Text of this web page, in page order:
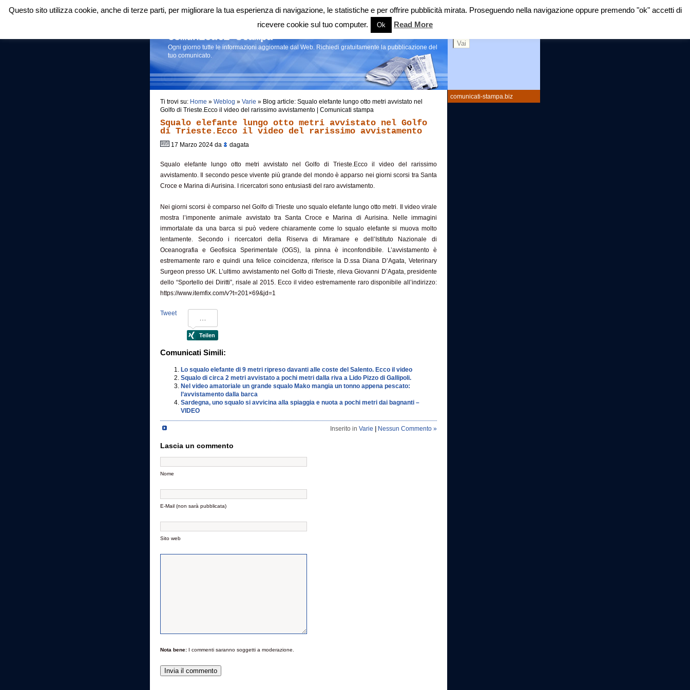
comunicati-stampa.biz
Login |RSS |
Comunicati stampa
Ogni giorno tutte le informazioni aggiornate dal Web. Richiedi gratuitamente la pubblicazione del
tuo comunicato.
Ti trovi su: Home » Weblog » Varie » Blog article: Squalo elefante lungo otto metri avvistato nel
Golfo di Trieste.Ecco il video del rarissimo avvistamento | Comunicati stampa
Squalo elefante lungo otto metri avvistato nel Golfo
di Trieste.Ecco il video del rarissimo avvistamento
17 Marzo 2024 da dagata
Squalo elefante lungo otto metri avvistato nel Golfo di Trieste.Ecco il video del rarissimo
avvistamento. Il secondo pesce vivente più grande del mondo è apparso nei giorni scorsi tra Santa
Croce e Marina di Aurisina. I ricercatori sono entusiasti del raro avvistamento.
Nei giorni scorsi è comparso nel Golfo di Trieste uno squalo elefante lungo otto metri. Il video virale
mostra l’imponente animale avvistato tra Santa Croce e Marina di Aurisina. Nelle immagini
immortalate da una barca si può vedere chiaramente come lo squalo elefante si muova molto
lentamente. Secondo i ricercatori della Riserva di Miramare e dell’Istituto Nazionale di
Oceanografia e Geofisica Sperimentale (OGS), la pinna è inconfondibile. L’avvistamento è
estremamente raro e quindi una felice coincidenza, riferisce la D.ssa Diana D’Agata, Veterinary
Surgeon presso UK. L’ultimo avvistamento nel Golfo di Trieste, rileva Giovanni D’Agata, presidente
dello “Sportello dei Diritti”, risale al 2015. Ecco il video estremamente raro disponibile all’indirizzo:
https://www.itemfix.com/v?t=201×69&jd=1
Tweet
Comunicati Simili:
Lo squalo elefante di 9 metri ripreso davanti alle coste del Salento. Ecco il video
Squalo di circa 2 metri avvistato a pochi metri dalla riva a Lido Pizzo di Gallipoli.
Nel video amatoriale un grande squalo Mako mangia un tonno appena pescato:
l’avvistamento dalla barca
Sardegna, uno squalo si avvicina alla spiaggia e nuota a pochi metri dai bagnanti –
VIDEO
Inserito in Varie Nessun Commento »
Lascia un commento
Nome
E-Mail (non sarà pubblicata)
Sito web
Nota bene: I commenti saranno soggetti a moderazione.
Questo sito utilizza cookie, anche di terze parti, per migliorare la tua esperienza di navigazione, le statistiche e per offrire pubblicità mirata. Proseguendo nella navigazione oppure premendo "ok" accetti di
ricevere cookie sul tuo computer.
Ok Read More